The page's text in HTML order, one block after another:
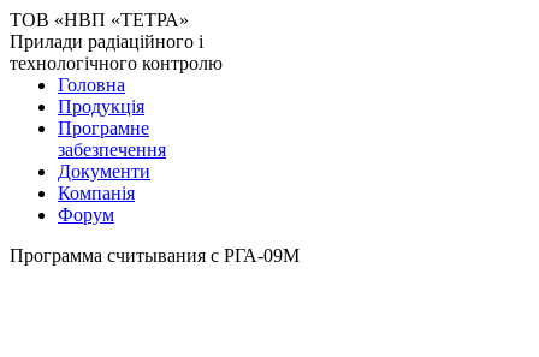
ТОВ «НВП «ТЕТРА»
Прилади радіаційного і
технологічного контролю
Головна
Продукція
Програмне
забезпечення
Документи
Компанія
Форум
Программа считывания с РГА-09М